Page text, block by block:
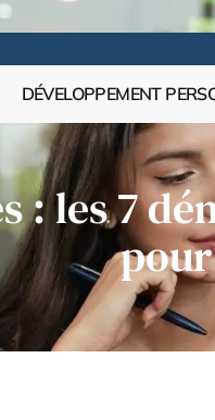
DÉVELOPPEMENT
: les 7